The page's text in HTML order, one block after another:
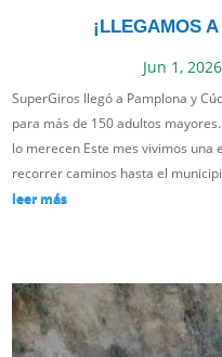
¡LLEGAMOS
Jun 1, 2026
SuperGiros llegó a Pamplona y
para más de 150 adultos
lo merecen Este mes vivimos una
recorrer caminos hasta el
leer más